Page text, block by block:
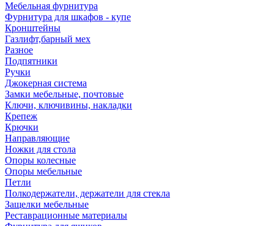
Мебельная фурнитура
Фурнитура для шкафов - купе
Кронштейны
Газлифт,барный мех
Разное
Подпятники
Ручки
Джокерная система
Замки мебельные, почтовые
Ключи, ключивины, накладки
Крепеж
Крючки
Направляющие
Ножки для стола
Опоры колесные
Опоры мебельные
Петли
Полкодержатели, держатели для стекла
Защелки мебельные
Реставрационные материалы